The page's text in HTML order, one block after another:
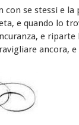
con se stessi e la
e quando lo
e riparte
ancora, e